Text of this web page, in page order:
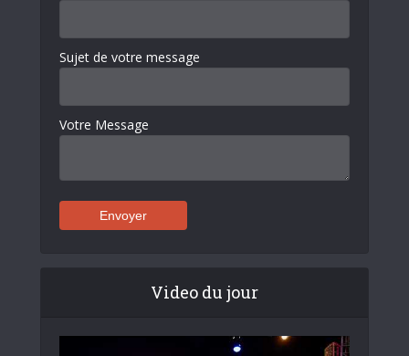
Sujet de votre message
Votre Message
Video du jour